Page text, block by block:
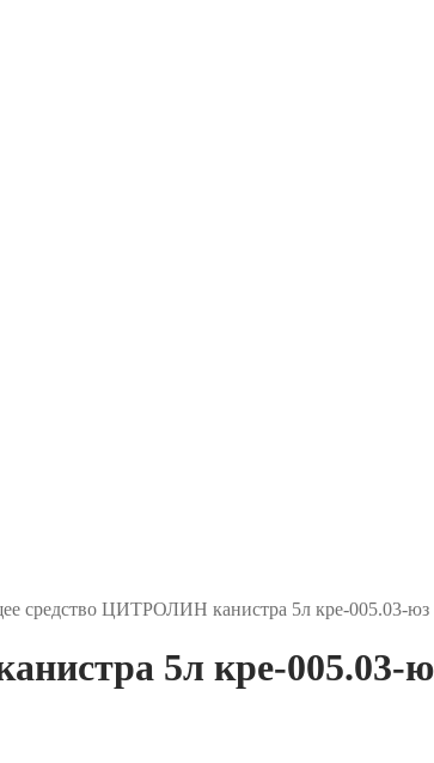
средство ЦИТРОЛИН канистра 5л кре-005.03-юз
5л кре-005.03-